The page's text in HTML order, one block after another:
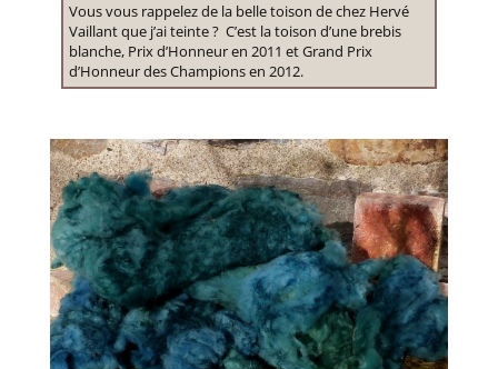
Vous vous rappelez de la belle toison de chez Hervé
Vaillant que j’ai teinte ? C’est la toison d’une brebis
blanche, Prix d’Honneur en 2011 et Grand Prix
d’Honneur des Champions en 2012.